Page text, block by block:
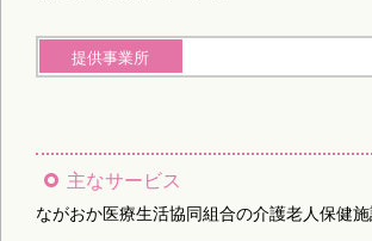
提供事業所
主なサービス
ながおか医療生活協同組合の介護老人保健